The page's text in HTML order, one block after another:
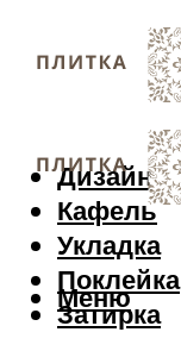
Дизайн
Кафель
Укладка
Поклейка
Затирка
Меню